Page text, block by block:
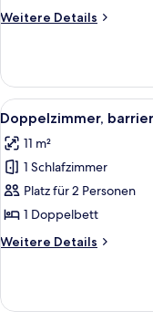
Weitere Details
Weitere
Zweibettzimmer
Alle
Fotos
für
Doppelzimmer,
barrierearm
anzeigen
5
Doppelzimmer,
11 m²
1 Schlafzimmer
Platz für 2 Personen
1 Doppelbett
Weitere Details
Weitere
barrierearm